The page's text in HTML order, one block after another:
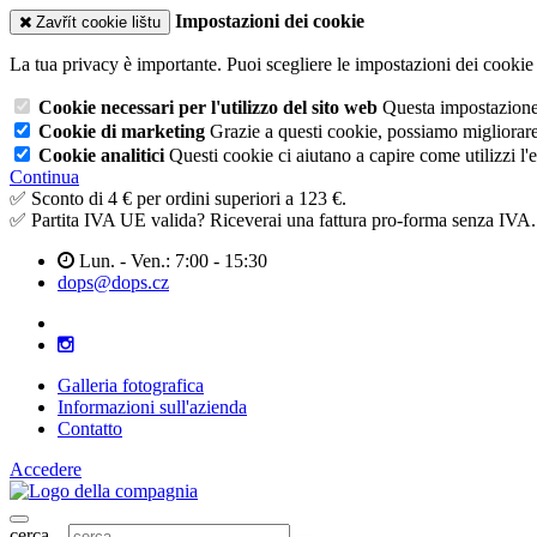
Zavřít cookie lištu Impostazioni dei cookie
La tua privacy è importante. Puoi scegliere le impostazioni dei
Cookie necessari per l'utilizzo del sito web Questa
Cookie di marketing Grazie a questi cookie, possiamo
Cookie analitici Questi cookie ci aiutano a capire come utilizzi
Continua
✅ Sconto di 4 € per ordini superiori a 123 €.
✅ Partita IVA UE valida? Riceverai una fattura pro-forma senza IVA.
Lun. - Ven.: 7:00 - 15:30
dops@dops.cz
Galleria fotografica
Informazioni sull'azienda
Contatto
Accedere